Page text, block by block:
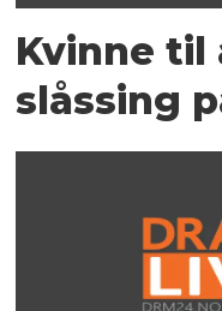
Kvinne
slåssing